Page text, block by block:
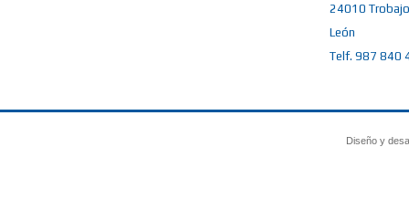
24010
León
Telf. 987 840
Diseño y